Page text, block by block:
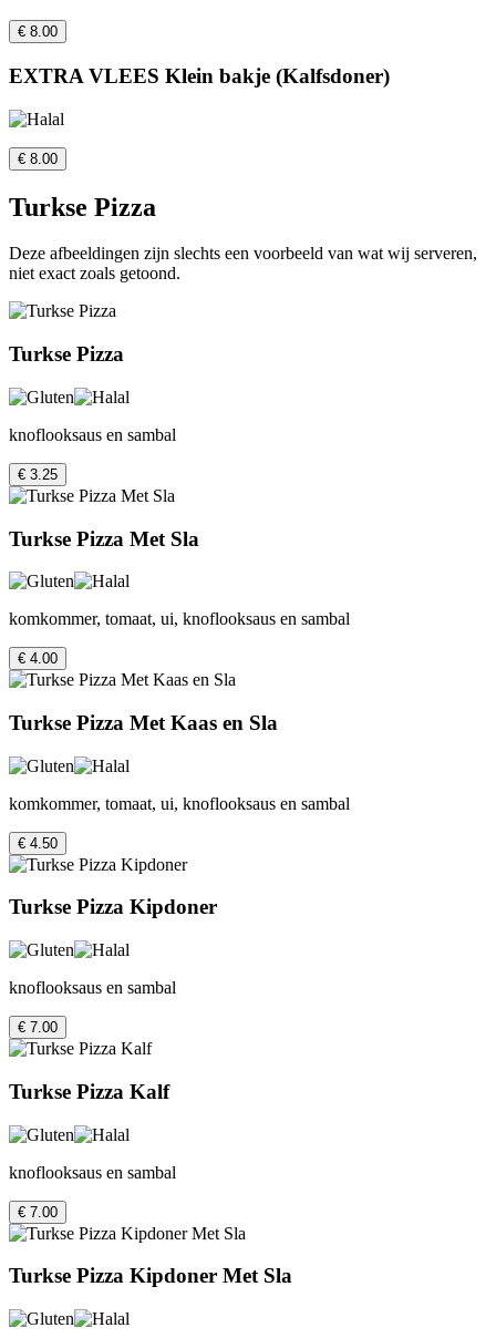
€ 8.00
EXTRA VLEES Klein bakje (Kalfsdoner)
€ 8.00
Turkse Pizza
Deze afbeeldingen zijn slechts een voorbeeld van wat wij serveren,
niet exact zoals getoond.
Turkse Pizza
knoflooksaus en sambal
€ 3.25
Turkse Pizza Met Sla
komkommer, tomaat, ui, knoflooksaus en sambal
€ 4.00
Turkse Pizza Met Kaas en Sla
komkommer, tomaat, ui, knoflooksaus en sambal
€ 4.50
Turkse Pizza Kipdoner
knoflooksaus en sambal
€ 7.00
Turkse Pizza Kalf
knoflooksaus en sambal
€ 7.00
Turkse Pizza Kipdoner Met Sla